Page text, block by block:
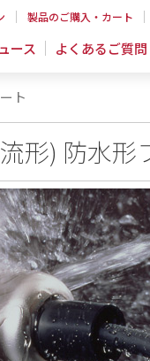
製品のご購入・カート
ース よくあるご質
ト
形) 防水形